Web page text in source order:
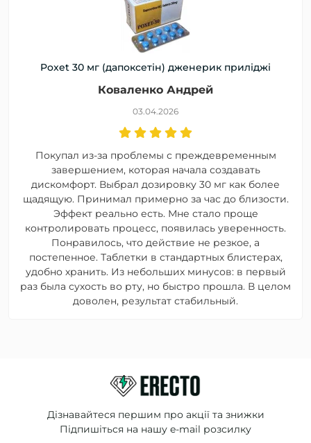
Poxet 30 мг (дапоксетін) дженерик приліджі
Коваленко Андрей
03.04.2026
Покупал из-за проблемы с преждевременным
завершением, которая начала создавать
дискомфорт. Выбрал дозировку 30 мг как более
щадящую. Принимал примерно за час до близости.
Эффект реально есть. Мне стало проще
контролировать процесс, появилась уверенность.
Понравилось, что действие не резкое, а
постепенное. Таблетки в стандартных блистерах,
удобно хранить. Из небольших минусов: в первый
раз была сухость во рту, но быстро прошла. В целом
доволен, результат стабильный.
Дізнавайтеся першим про акції та знижки
Підпишіться на нашу e-mail розсилку